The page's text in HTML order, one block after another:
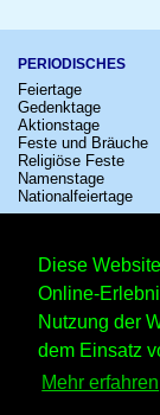
Diese
Online-
Nutzung der
dem Einsatz
Mehr erfahren
PERIODISCHES
Feiertage
Gedenktage
Aktionstage
Feste und Bräuche
Religiöse Feste
Namenstage
Nationalfeiertage
Kinostarts
Festivals
Großevents
Fußball
Comedy
Shows